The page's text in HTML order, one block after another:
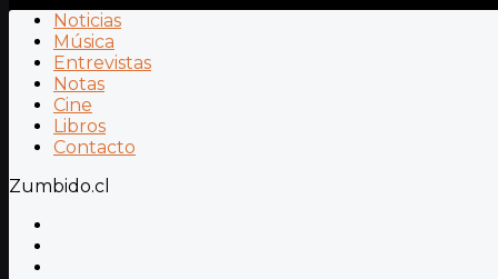
Noticias
Música
Entrevistas
Notas
Cine
Libros
Contacto
Zumbido.cl